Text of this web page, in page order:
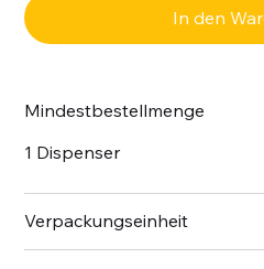
In den
Mindestbestellmenge
1 Dispenser
Verpackungseinheit